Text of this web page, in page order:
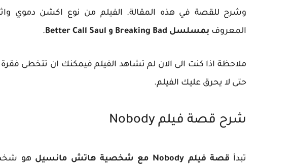
وشرح للقصة في هذه المقالة. الفيلم من نوع اكشن دموي
المعروف بمسلسل Breaking Bad و Better Call Saul .
ملاحظة اذا كنت الى الان لم تشاهد الفيلم فيمكنك ان تتخطى
حتى لا يحرق عليك الفيلم.
شرح قصة فيلم Nobody
تبدأ قصة فيلم Nobody مع شخصية هاتش مانسيل
هو